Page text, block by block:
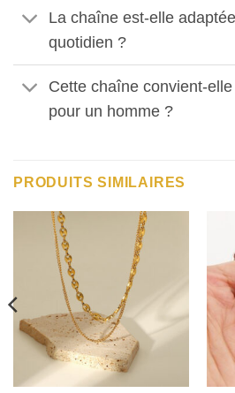
La chaîne est-elle
quotidien ?
Cette chaîne convient-
pour un homme ?
PRODUITS SIMILAIRES